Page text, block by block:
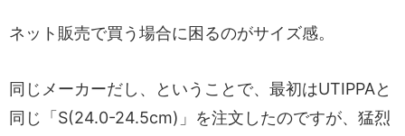
ネット販売で買う場合に困るのがサイズ感。
同じメーカーだし、ということで、最初はUTIPPAと
同じ「S(24.0-24.5cm)」を注文したのですが、猛烈